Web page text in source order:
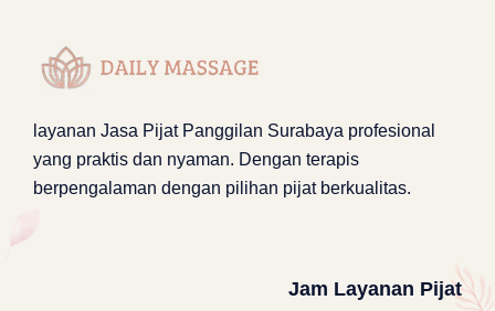
layanan Jasa Pijat Panggilan Surabaya profesional
yang praktis dan nyaman. Dengan terapis
berpengalaman dengan pilihan pijat berkualitas.
Jam Layanan Pijat